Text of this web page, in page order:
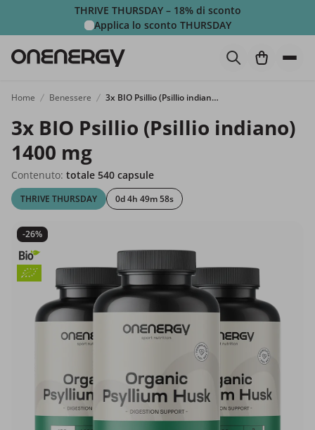
THRIVE THURSDAY – 18% di sconto
Applica lo sconto THURSDAY
Home Benessere 3x BIO Psillio (Psillio indiano) 1400 mg
3x BIO Psillio (Psillio indiano)
1400 mg
Contenuto: totale 540 capsule
THRIVE THURSDAY 0d 4h 49m 57s
-26%